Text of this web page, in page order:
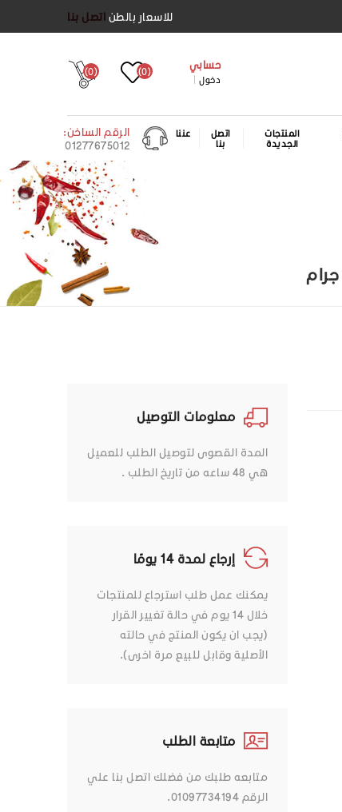
للاسعار بالطن اتصل بنا
حسابي
دخول
(0)
(0)
المنتجات
الجديدة
اتصل
بنا
عننا
الرقم الساخن:
01277675012
معلومات التوصيل
المدة القصوى لتوصيل الطلب للعميل
هي 48 ساعه من تاريخ الطلب .
إرجاع لمدة 14 يومًا
يمكنك عمل طلب استرجاع للمنتجات
خلال 14 يوم في حالة تغيير القرار
(يجب ان يكون المنتج في حالته
الأصلية وقابل للبيع مرة اخرى).
متابعة الطلب
متابعه طلبك من فضلك اتصل بنا علي
الرقم 01097734194.